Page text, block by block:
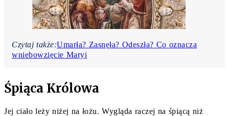
Czytaj także:Umarła? Zasnęła? Odeszła? Co oznacza
wniebowzięcie Maryi
Śpiąca Królowa
Jej ciało leży niżej na łożu. Wygląda raczej na śpiącą niż